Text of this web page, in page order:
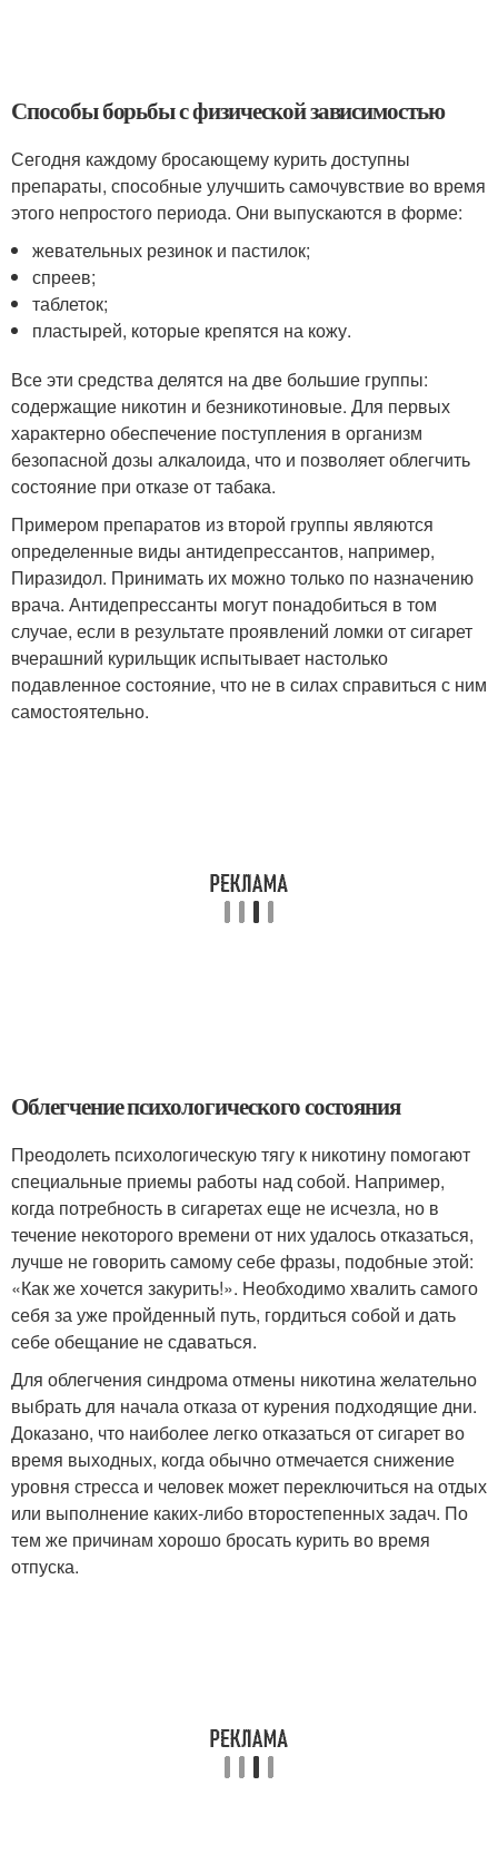
Способы борьбы с физической зависимостью
Сегодня каждому бросающему курить доступны
препараты, способные улучшить самочувствие во время
этого непростого периода. Они выпускаются в форме:
жевательных резинок и пастилок;
спреев;
таблеток;
пластырей, которые крепятся на кожу.
Все эти средства делятся на две большие группы:
содержащие никотин и безникотиновые. Для первых
характерно обеспечение поступления в организм
безопасной дозы алкалоида, что и позволяет облегчить
состояние при отказе от табака.
Примером препаратов из второй группы являются
определенные виды антидепрессантов, например,
Пиразидол. Принимать их можно только по назначению
врача. Антидепрессанты могут понадобиться в том
случае, если в результате проявлений ломки от сигарет
вчерашний курильщик испытывает настолько
подавленное состояние, что не в силах справиться с ним
самостоятельно.
Облегчение психологического состояния
Преодолеть психологическую тягу к никотину помогают
специальные приемы работы над собой. Например,
когда потребность в сигаретах еще не исчезла, но в
течение некоторого времени от них удалось отказаться,
лучше не говорить самому себе фразы, подобные этой:
«Как же хочется закурить!». Необходимо хвалить самого
себя за уже пройденный путь, гордиться собой и дать
себе обещание не сдаваться.
Для облегчения синдрома отмены никотина желательно
выбрать для начала отказа от курения подходящие дни.
Доказано, что наиболее легко отказаться от сигарет во
время выходных, когда обычно отмечается снижение
уровня стресса и человек может переключиться на отдых
или выполнение каких-либо второстепенных задач. По
тем же причинам хорошо бросать курить во время
отпуска.